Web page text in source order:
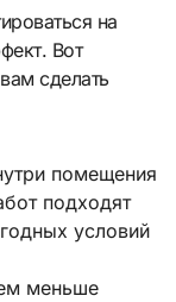
на
Вот
сделать
помещения
подходят
условий
меньше